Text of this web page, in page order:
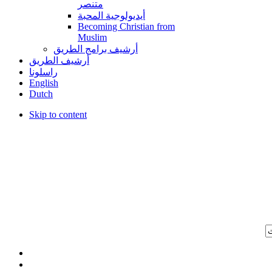
متنصر
أيديولوجية المحبة
Becoming Christian from
Muslim
أرشيف برامج الطريق
أرشيف الطريق
راسلونا
English
Dutch
Skip to content